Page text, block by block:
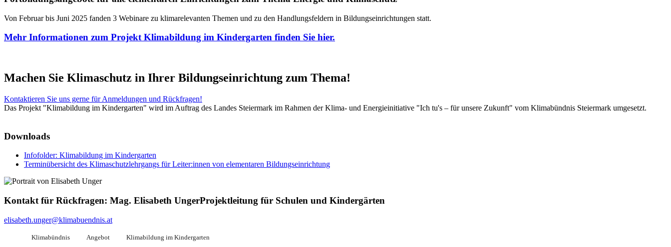
Von Februar bis Juni 2025 fanden 3 Webinare zu klimarelevanten Themen und zu den Handlungsfeldern in Bildungseinrichtungen statt.
Mehr Informationen zum Projekt Klimabildung im Kindergarten finden Sie hier.
Machen Sie Klimaschutz in Ihrer Bildungseinrichtung zum Thema!
Kontaktieren Sie uns gerne für Anmeldungen und Rückfragen!
Das Projekt "Klimabildung im Kindergarten" wird im Auftrag des Landes Steiermark im Rahmen der Klima- und Energieinitiative "Ich tu's – für unsere Zukunft" vom Klimabündnis Steiermark umgesetzt.
Downloads
Infofolder: Klimabildung im Kindergarten
Terminübersicht des Klimaschutzlehrgangs für Leiter:innen von elementaren Bildungseinrichtung
Kontakt für Rückfragen: Mag. Elisabeth UngerProjektleitung für Schulen und Kindergärten
elisabeth.unger@klimabuendnis.at
Klimabündnis Angebot Klimabildung im Kindergarten